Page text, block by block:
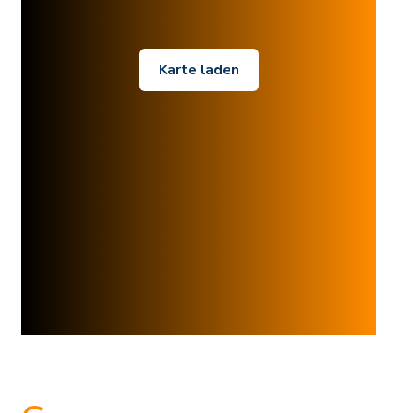
Karte laden